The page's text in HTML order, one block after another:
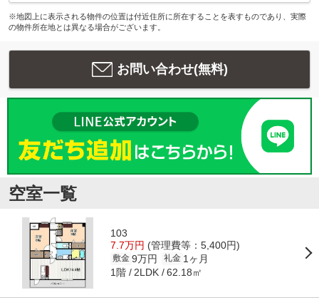
※地図上に表示される物件の位置は付近住所に所在することを表すものであり、実際
の物件所在地とは異なる場合がございます。
お問い合わせ(無料)
空室一覧
103
7.7万円 (管理費等：5,400円)
敷金 9万円 礼金 1ヶ月
1階 2LDK 62.18㎡